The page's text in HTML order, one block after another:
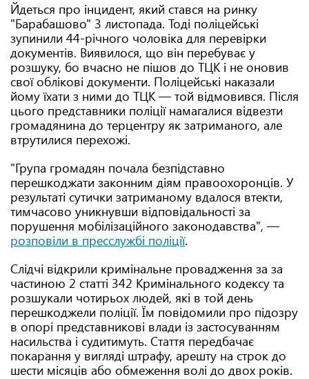
Йдеться про інцидент, який стався на ринку
"Барабашово" 3 листопада. Тоді поліцейські
зупинили 44-річного чоловіка для перевірки
документів. Виявилося, що він перебуває у
розшуку, бо вчасно не пішов до ТЦК і не оновив
свої облікові документи. Поліцейські наказали
йому їхати з ними до ТЦК — той відмовився. Після
цього представники поліції намагалися відвезти
громадянина до терцентру як затриманого, але
втрутилися перехожі.
"Група громадян почала безпідставно
перешкоджати законним діям правоохоронців. У
результаті сутички затриманому вдалося втекти,
тимчасово уникнувши відповідальності за
порушення мобілізаційного законодавства", —
розповіли в пресслужбі поліції.
Слідчі відкрили кримінальне провадження за за
частиною 2 статті 342 Кримінального кодексу та
розшукали чотирьох людей, які в той день
перешкоджели поліції. Їм повідомили про підозру
в опорі представникові влади із застосуванням
насильства і судитимуть. Стаття передбачає
покарання у вигляді штрафу, арешту на строк до
шести місяців або обмеження волі до двох років.